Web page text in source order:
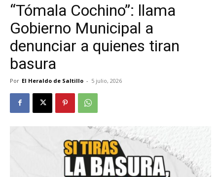
“Tómala Cochino”: llama
Gobierno Municipal a
denunciar a quienes tiran
basura
Por El Heraldo de Saltillo - 5 julio, 2026